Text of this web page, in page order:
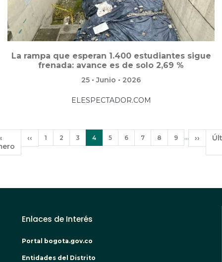
La rampa que esperan 1.400 estudiantes sigue
frenada: avance es de solo 2,69 %
25 • Junio • 2026
ELESPECTADOR.COM
Paginación
Página
anterior
‹‹ Página
1 Página
2 Página
3
Página
actual
4 Página
5 Página
6 Página
7 Página
8 Página
9 …
página
››
Enlaces de Interés
Portal bogota.gov.co
Entidades del Distrito